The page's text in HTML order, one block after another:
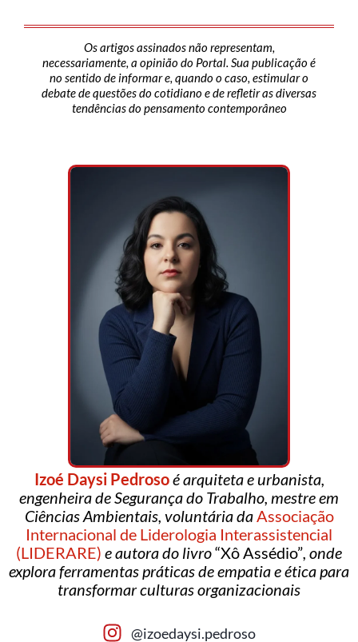
Os artigos assinados não representam,
necessariamente, a opinião do Portal. Sua publicação é
no sentido de informar e, quando o caso, estimular o
debate de questões do cotidiano e de refletir as diversas
tendências do pensamento contemporâneo
Izoé Daysi Pedrosoé arquiteta e urbanista,
engenheira de Segurança do Trabalho, mestre em
Ciências Ambientais, voluntária daAssociação
Internacional de Liderologia Interassistencial
(LIDERARE) e autora do livro“Xô Assédio”, onde
explora ferramentas práticas de empatia e ética para
transformar culturas organizacionais
@izoedaysi.pedroso